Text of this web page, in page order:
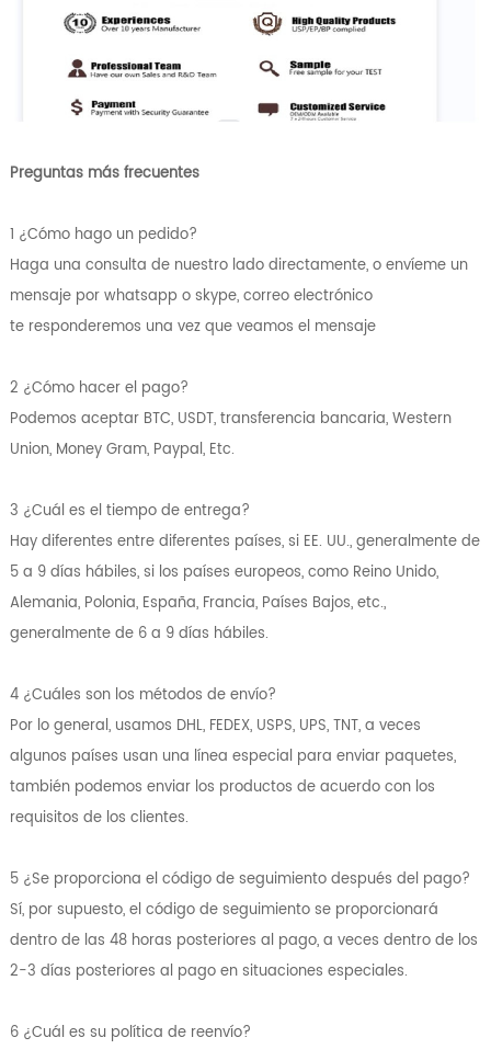
Preguntas más frecuentes
1 ¿Cómo hago un pedido?
Haga una consulta de nuestro lado directamente, o envíeme un
mensaje por whatsapp o skype, correo electrónico
te responderemos una vez que veamos el mensaje
2 ¿Cómo hacer el pago?
Podemos aceptar BTC, USDT, transferencia bancaria, Western
Union, Money Gram, Paypal, Etc.
3 ¿Cuál es el tiempo de entrega?
Hay diferentes entre diferentes países, si EE. UU., generalmente de
5 a 9 días hábiles, si los países europeos, como Reino Unido,
Alemania, Polonia, España, Francia, Países Bajos, etc.,
generalmente de 6 a 9 días hábiles.
4 ¿Cuáles son los métodos de envío?
Por lo general, usamos DHL, FEDEX, USPS, UPS, TNT, a veces
algunos países usan una línea especial para enviar paquetes,
también podemos enviar los productos de acuerdo con los
requisitos de los clientes.
5 ¿Se proporciona el código de seguimiento después del pago?
Sí, por supuesto, el código de seguimiento se proporcionará
dentro de las 48 horas posteriores al pago, a veces dentro de los
2-3 días posteriores al pago en situaciones especiales.
6 ¿Cuál es su política de reenvío?